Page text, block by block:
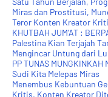
Miras dan Prostitusi,
Teror Konten Kreator
KHUTBAH JUM'AT :
Palestina Kian Terjajah
Mengincar Untung dari
PP TUNAS MUNGKINKAH
Sudi Kita Melepas Miras
Menembus Kebuntuan
Kritis, Konten Kreator